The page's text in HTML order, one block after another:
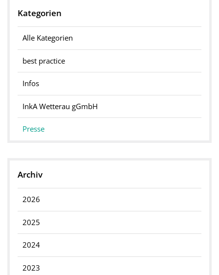
Kategorien
Alle Kategorien
best practice
Infos
InkA Wetterau gGmbH
Presse
Archiv
2026
2025
2024
2023